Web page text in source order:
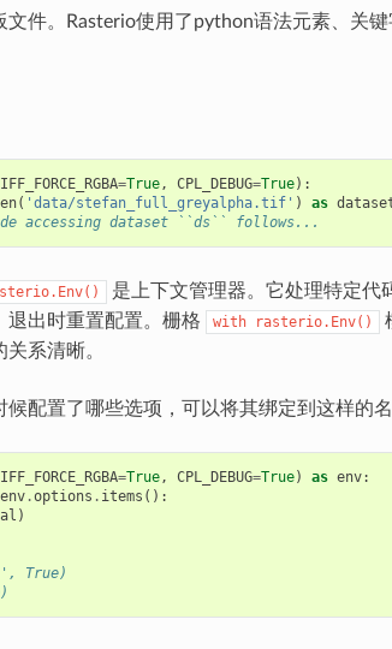
文件。Rasterio使用了python语法元素、关键
=True, CPL_DEBUG=True):
( 'data/stefan_full_greyalpha.tif' ) as
accessing dataset ``ds`` follows...
是上下文管理器。它处理特定代
退出时重置配置。栅格
with rasterio.Env()
系清晰。
配置了哪些选项，可以将其绑定到这样的名
=True, CPL_DEBUG=True) as env:
env.options . items ():
)
True)